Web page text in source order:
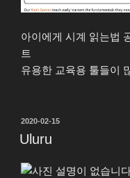
아이에게 시계 읽는법
트
유용한 교육용 툴들이
작
성
일
2020-02-15
Uluru